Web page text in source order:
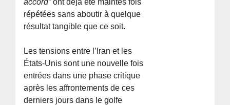
répétées sans aboutir à quelque
résultat tangible que ce soit.
Les tensions entre l’Iran et les
États-Unis sont une nouvelle fois
entrées dans une phase critique
après les affrontements de ces
derniers jours dans le golfe